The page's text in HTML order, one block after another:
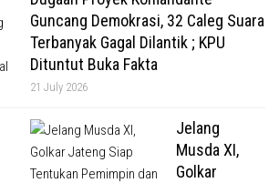
Guncang Demokrasi, 32 Caleg Suara
Terbanyak Gagal Dilantik ; KPU
Dituntut Buka Fakta
21 July 2026
Jelang
Musda XI,
Golkar